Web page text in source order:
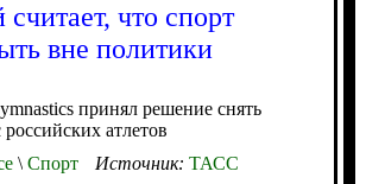
что спорт
вне политики
принял решение снять
атлетов
\Спорт Источник: ТАСС